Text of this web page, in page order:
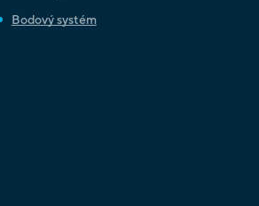
Bodový systém